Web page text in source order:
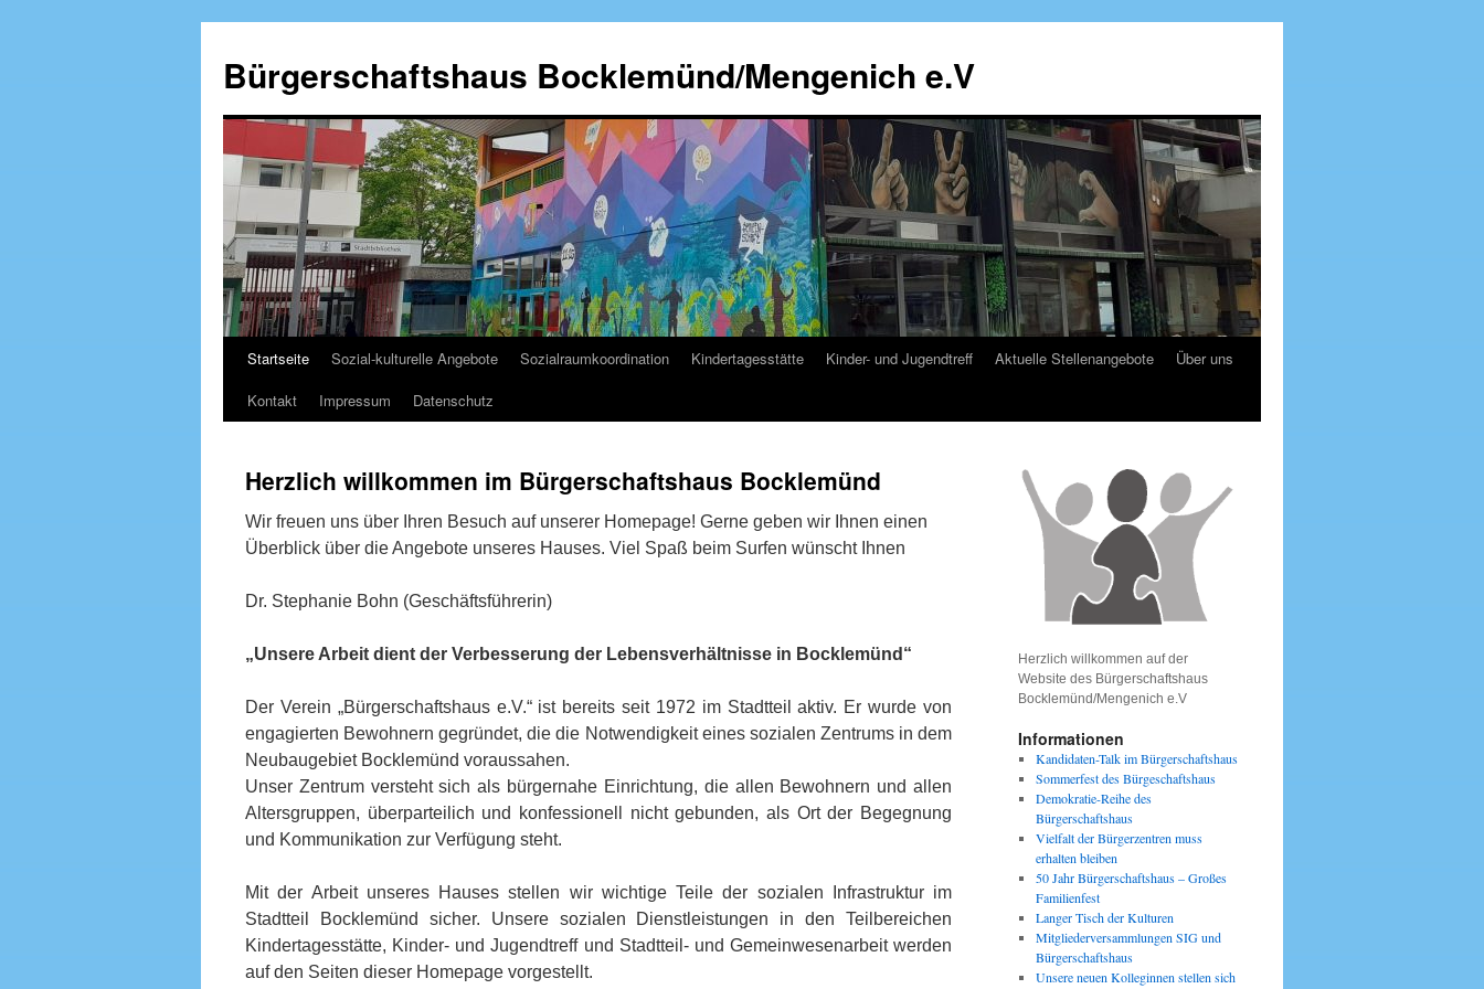
springen
Bürgerschaftshaus Bocklemünd/Mengenich e.V
Startseite Sozial-kulturelle Angebote Sozialraumkoordination Kindertagesstätte Kinder- und Jugendtreff Aktuelle Stellenangebote
Über uns
Kontakt
Impressum Datenschutz
Herzlich willkommen im Bürgerschaftshaus Bocklemünd
Wir freuen uns über Ihren Besuch auf unserer Homepage! Gerne geben wir Ihnen einen
Überblick über die Angebote unseres Hauses. Viel Spaß beim Surfen wünscht Ihnen
Dr. Stephanie Bohn (Geschäftsführerin)
„Unsere Arbeit dient der Verbesserung der Lebensverhältnisse in Bocklemünd“
Der Verein „Bürgerschaftshaus e.V.“ ist bereits seit 1972 im Stadtteil aktiv. Er wurde von
engagierten Bewohnern gegründet, die die Notwendigkeit eines sozialen Zentrums in dem
Neubaugebiet Bocklemünd voraussahen.
Unser Zentrum versteht sich als bürgernahe Einrichtung, die allen Bewohnern und allen
Altersgruppen, überparteilich und konfessionell nicht gebunden, als Ort der Begegnung
und Kommunikation zur Verfügung steht.
Mit der Arbeit unseres Hauses stellen wir wichtige Teile der sozialen Infrastruktur im
Stadtteil Bocklemünd sicher. Unsere sozialen Dienstleistungen in den Teilbereichen
Kindertagesstätte, Kinder- und Jugendtreff und Stadtteil- und Gemeinwesenarbeit werden
auf den Seiten dieser Homepage vorgestellt.
Herzlich willkommen auf der
Website des Bürgerschaftshaus
Bocklemünd/Mengenich e.V
Informationen
Kandidaten-Talk im Bürgerschaftshaus
Sommerfest des Bürgeschaftshaus
Demokratie-Reihe des
Bürgerschaftshaus
Vielfalt der Bürgerzentren muss
erhalten bleiben
50 Jahr Bürgerschaftshaus – Großes
Familienfest
Langer Tisch der Kulturen
Mitgliederversammlungen SIG und
Bürgerschaftshaus
Unsere neuen Kolleginnen stellen sich